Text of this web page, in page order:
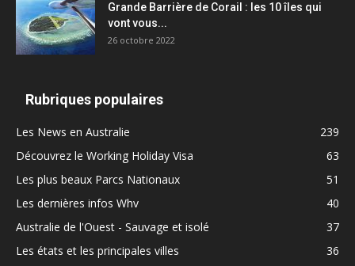
Grande Barrière de Corail : les 10 îles qui
vont vous...
26 octobre 2022
Rubriques populaires
Les News en Australie
239
Découvrez le Working Holiday Visa
63
Les plus beaux Parcs Nationaux
51
Les dernières infos Whv
40
Australie de l'Ouest - Sauvage et isolé
37
Les états et les principales villes
36